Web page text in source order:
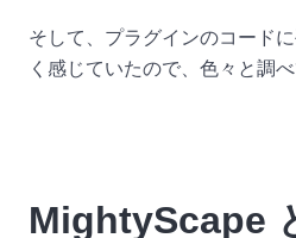
そして、プラグインのコード
く感じていたので、色々と調べ
MightyScape